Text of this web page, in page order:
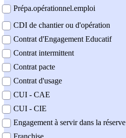
Prépa.opérationnel.emploi
CDI de chantier ou d'opération
Contrat d'Engagement Educatif
Contrat intermittent
Contrat pacte
Contrat d'usage
CUI - CAE
CUI - CIE
Engagement à servir dans la réserve